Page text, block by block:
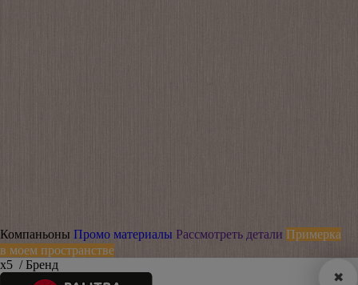
Компаньоны Промо материалы Рассмотреть детали Примерка
в моем пространстве
х5
✖
/ Бренд